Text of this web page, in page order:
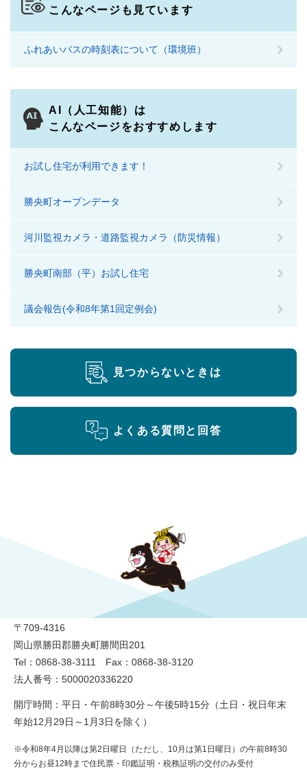
こんなページも見ています
ふれあいバスの時刻表について（環境班）
AI（人工知能）は
こんなページをおすすめします
お試し住宅が利用できます！
勝央町オープンデータ
河川監視カメラ・道路監視カメラ（防災情報）
勝央町南部（平）お試し住宅
議会報告(令和8年第1回定例会)
見つからないときは
よくある質問と回答
〒709-4316
岡山県勝田郡勝央町勝間田201
Tel：0868-38-3111 Fax：0868-38-3120
法人番号：5000020336220
開庁時間：平日・午前8時30分～午後5時15分（土日・祝日年末
年始12月29日～1月3日を除く）
※令和8年4月以降は第2日曜日（ただし、10月は第1日曜日）の午前8時30
分からお昼12時まで住民票・印鑑証明・税務証明の交付のみ受付